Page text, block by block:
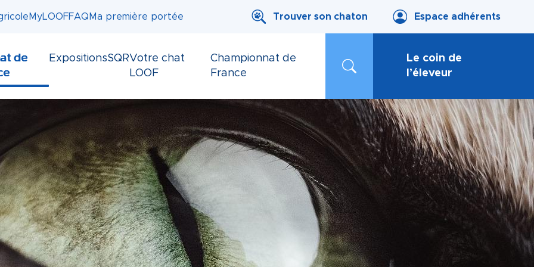
MyLOOFFAQ Ma première portée Trouver son chaton Espace adhérents
de
ExpositionsSQRVotre chat
LOOF
Championnat de
France
Le coin de
l’éleveur